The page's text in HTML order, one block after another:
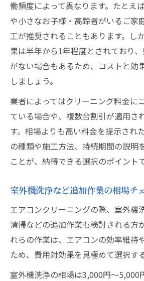
働頻度によって異なります。たとえ
や小さなお子様・高齢者がいるご家
工が推奨されることもあります。し
果は半年から1年程度とされており
がない場合もあるため、コストと効
しましょう。
業者によってはクリーニング料金に
ている場合や、複数台割引が適用さ
す。相場よりも高い料金を提示され
の種類や施工方法、持続期間の説明
ことが、納得できる選択のポイントで
室外機洗浄など追加作業の相場チ
エアコンクリーニングの際、室外機
清掃などの追加作業も検討される方
れらの作業は、エアコンの効率維持
ため、費用対効果を見極めて選択す
室外機洗浄の相場は3,000円〜5,000